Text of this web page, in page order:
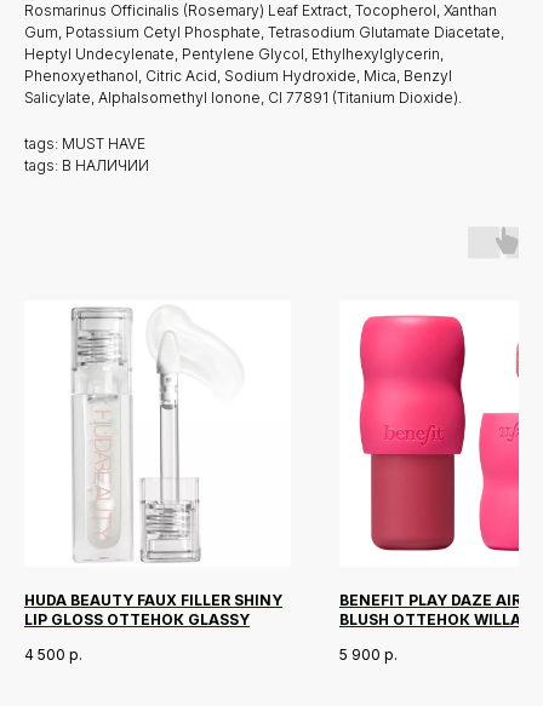
Rosmarinus Officinalis (Rosemary) Leaf Extract, Tocopherol, Xanthan
Gum, Potassium Cetyl Phosphate, Tetrasodium Glutamate Diacetate,
Heptyl Undecylenate, Pentylene Glycol, Ethylhexylglycerin,
Phenoxyethanol, Citric Acid, Sodium Hydroxide, Mica, Benzyl
Salicylate, AlphaIsomethyl Ionone, CI 77891 (Titanium Dioxide).
tags: MUST HAVE
tags: В НАЛИЧИИ
HUDA BEAUTY FAUX FILLER SHINY
LIP GLOSS ОТТЕНОК GLASSY
4 500 р.
BENEFIT PLAY DAZE AIRY
BLUSH ОТТЕНОК WILLA
5 900 р.
Политика Конфиденциальности
Публичная Оферта
Пользовательское Соглашение
Новинки
Лидеры продаж
Скидки